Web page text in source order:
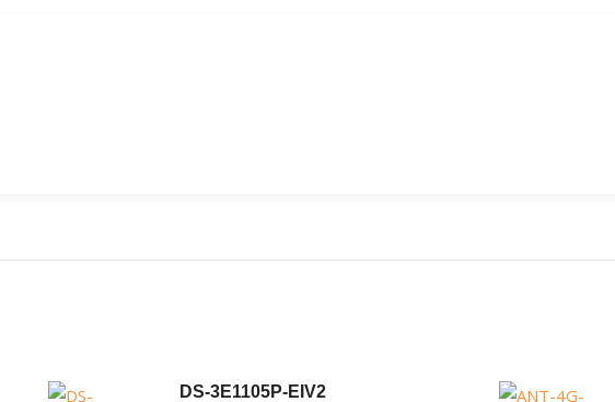
DS-3E1105P-EIV2